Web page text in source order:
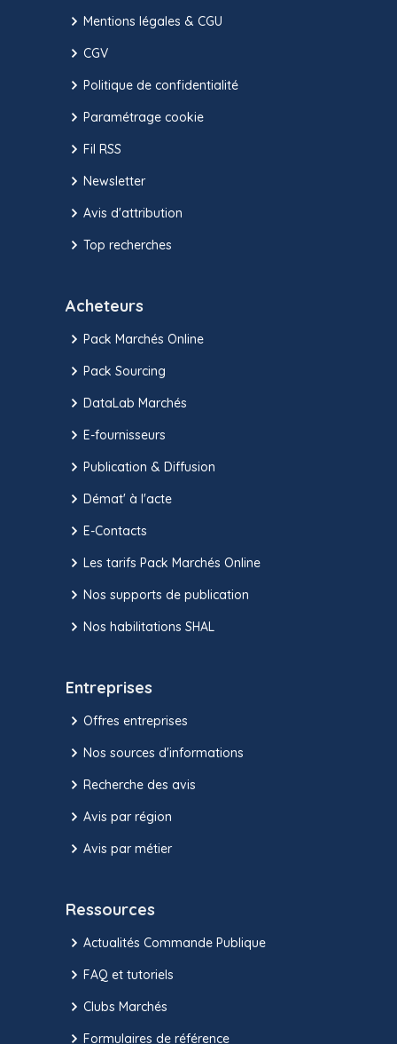
Mentions légales & CGU
CGV
Politique de confidentialité
Paramétrage cookie
Fil RSS
Newsletter
Avis d'attribution
Top recherches
Acheteurs
Pack Marchés Online
Pack Sourcing
DataLab Marchés
E-fournisseurs
Publication & Diffusion
Démat' à l'acte
E-Contacts
Les tarifs Pack Marchés Online
Nos supports de publication
Nos habilitations SHAL
Entreprises
Offres entreprises
Nos sources d'informations
Recherche des avis
Avis par région
Avis par métier
Ressources
Actualités Commande Publique
FAQ et tutoriels
Clubs Marchés
Formulaires de référence